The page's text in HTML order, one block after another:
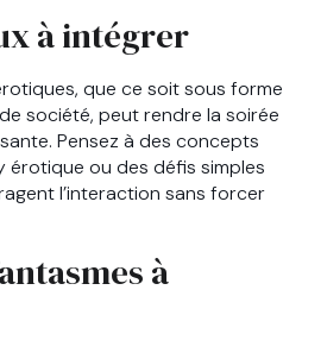
à intégrer
que ce soit sous forme
société, peut rendre la soirée
Pensez à des concepts
érotique ou des défis simples
l’interaction sans forcer
à